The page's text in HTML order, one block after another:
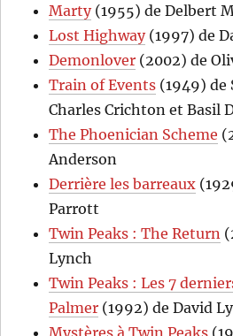
Marty(1955) de Delbert
Lost Highway(1997) de
Demonlover (2002) de
Train of Events (1949) de
Charles Crichton et Basil
The Phoenician Scheme
Anderson
Derrière les barreaux
Parrott
Twin Peaks : The Return
Lynch
Twin Peaks : Les 7
Palmer (1992) de David
Mystères à Twin Peaks